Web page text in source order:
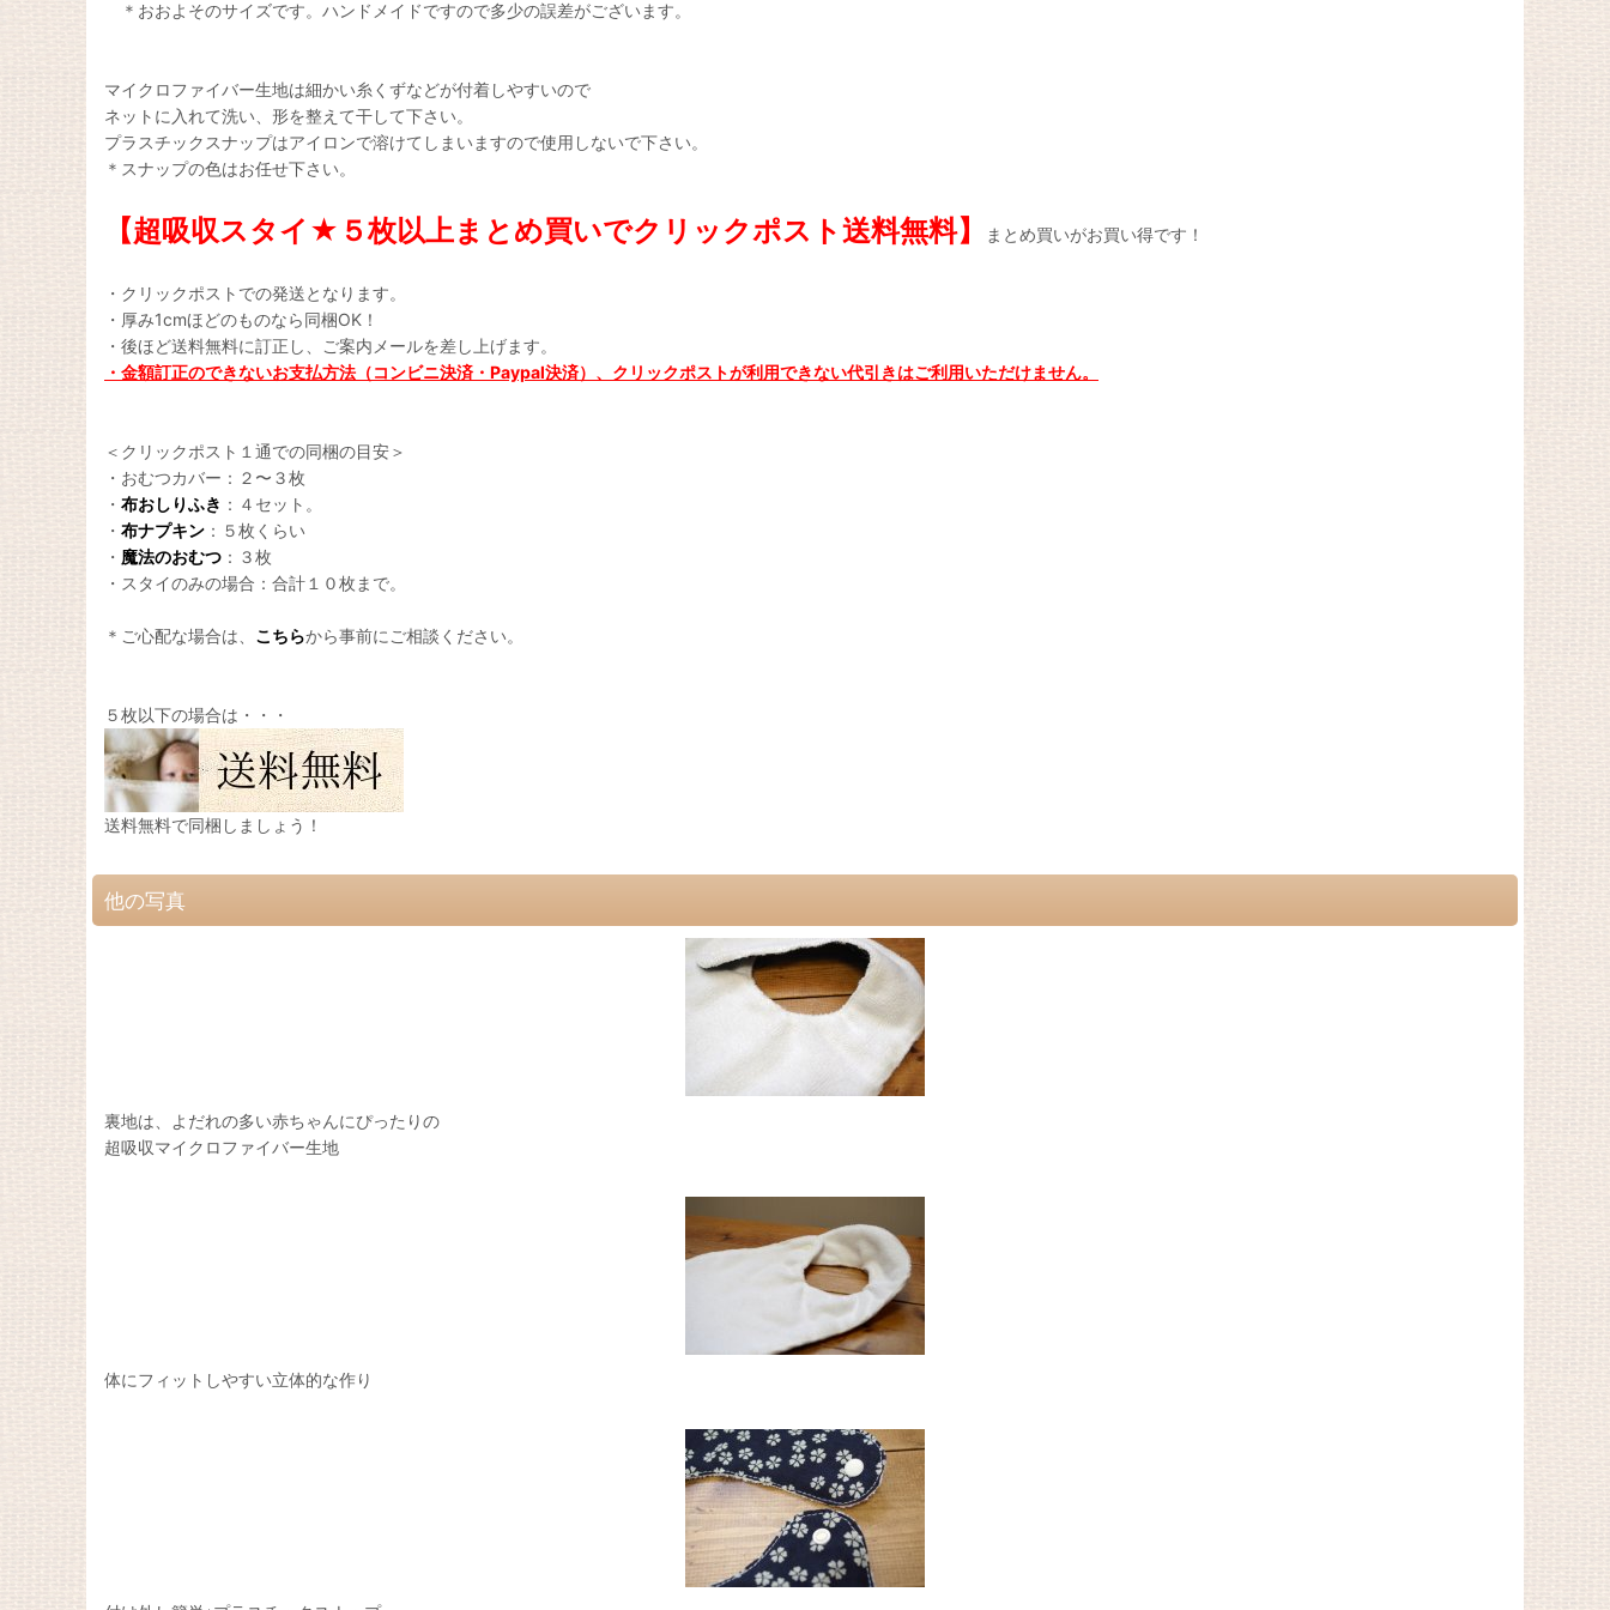
＊おおよそのサイズです。ハンドメイドですので多少の誤差がございます。
マイクロファイバー生地は細かい糸くずなどが付着しやすいので
ネットに入れて洗い、形を整えて干して下さい。
プラスチックスナップはアイロンで溶けてしまいますので使用しないで下さい。
＊スナップの色はお任せ下さい。
【超吸収スタイ★５枚以上まとめ買いでクリックポスト送料無料】 まとめ買いがお買い得です！
・クリックポストでの発送となります。
・厚み1cmほどのものなら同梱OK！
・後ほど送料無料に訂正し、ご案内メールを差し上げます。
・金額訂正のできないお支払方法（コンビニ決済・Paypal決済）、クリックポストが利用できない代引きはご利用いただけません。
＜クリックポスト１通での同梱の目安＞
・おむつカバー：２〜３枚
・ 布おしりふき ：４セット。
・ 布ナプキン ：５枚くらい
・ 魔法のおむつ ：３枚
・スタイのみの場合：合計１０枚まで。
＊ご心配な場合は、 こちらから事前にご相談ください。
５枚以下の場合は・・・
送料無料で同梱しましょう！
他の写真
裏地は、よだれの多い赤ちゃんにぴったりの
超吸収マイクロファイバー生地
体にフィットしやすい立体的な作り